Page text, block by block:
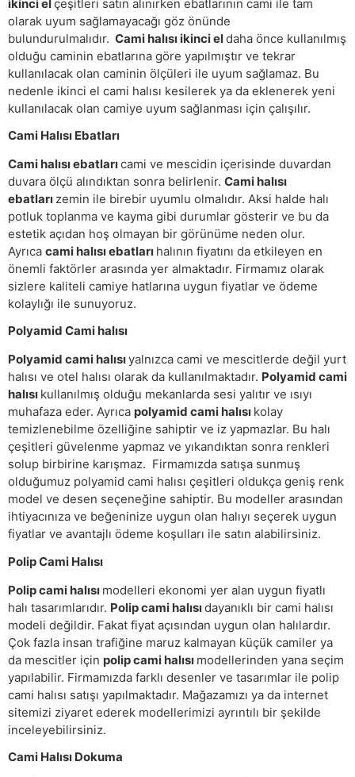
ikinci el çeşitleri satın alınırken ebatlarının cami ile tam
olarak uyum sağlamayacağı göz önünde
bulundurulmalıdır. Cami halısı ikinci eldaha önce kullanılmış
olduğu caminin ebatlarına göre yapılmıştır ve tekrar
kullanılacak olan caminin ölçüleri ile uyum sağlamaz. Bu
nedenle ikinci el cami halısı kesilerek ya da eklenerek yeni
kullanılacak olan camiye uyum sağlanması için çalışılır.
Cami Halısı Ebatları
Cami halısı ebatlarıcami ve mescidin içerisinde duvardan
duvara ölçü alındıktan sonra belirlenir. Cami halısı
ebatları zemin ile birebir uyumlu olmalıdır. Aksi halde halı
potluk toplanma ve kayma gibi durumlar gösterir ve bu da
estetik açıdan hoş olmayan bir görünüme neden olur.
Ayrıca cami halısı ebatları halının fiyatını da etkileyen en
önemli faktörler arasında yer almaktadır. Firmamız olarak
sizlere kaliteli camiye hatlarına uygun fiyatlar ve ödeme
kolaylığı ile sunuyoruz.
Polyamid Cami halısı
Polyamid cami halısıyalnızca cami ve mescitlerde değil yurt
halısı ve otel halısı olarak da kullanılmaktadır. Polyamid cami
halısı kullanılmış olduğu mekanlarda sesi yalıtır ve ısıyı
muhafaza eder. Ayrıca polyamid cami halısı kolay
temizlenebilme özelliğine sahiptir ve iz yapmazlar. Bu halı
çeşitleri güvelenme yapmaz ve yıkandıktan sonra renkleri
solup birbirine karışmaz. Firmamızda satışa sunmuş
olduğumuz polyamid cami halısı çeşitleri oldukça geniş renk
model ve desen seçeneğine sahiptir. Bu modeller arasından
ihtiyacınıza ve beğeninize uygun olan halıyı seçerek uygun
fiyatlar ve avantajlı ödeme koşulları ile satın alabilirsiniz.
Polip Cami Halısı
Polip cami halısı modelleri ekonomi yer alan uygun fiyatlı
halı tasarımlarıdır. Polip cami halısıdayanıklı bir cami halısı
modeli değildir. Fakat fiyat açısından uygun olan halılardır.
Çok fazla insan trafiğine maruz kalmayan küçük camiler ya
da mescitler için polip cami halısı modellerinden yana seçim
yapılabilir. Firmamızda farklı desenler ve tasarımlar ile polip
cami halısı satışı yapılmaktadır. Mağazamızı ya da internet
sitemizi ziyaret ederek modellerimizi ayrıntılı bir şekilde
inceleyebilirsiniz.
Cami Halısı Dokuma